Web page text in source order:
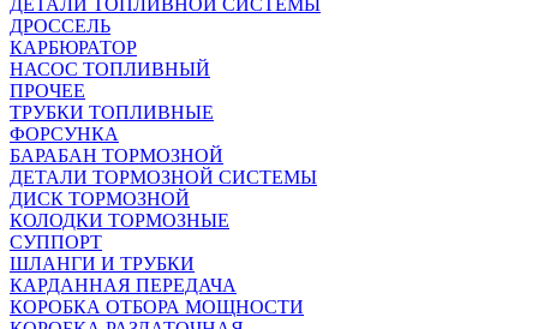
ДЕТАЛИ ТОПЛИВНОЙ СИСТЕМЫ
ДРОССЕЛЬ
КАРБЮРАТОР
НАСОС ТОПЛИВНЫЙ
ПРОЧЕЕ
ТРУБКИ ТОПЛИВНЫЕ
ФОРСУНКА
БАРАБАН ТОРМОЗНОЙ
ДЕТАЛИ ТОРМОЗНОЙ СИСТЕМЫ
ДИСК ТОРМОЗНОЙ
КОЛОДКИ ТОРМОЗНЫЕ
СУППОРТ
ШЛАНГИ И ТРУБКИ
КАРДАННАЯ ПЕРЕДАЧА
КОРОБКА ОТБОРА МОЩНОСТИ